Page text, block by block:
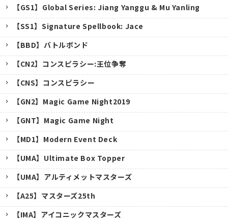
キャンセル
【GS1】Global Series: Jiang Yanggu & Mu Yanling
【SS1】Signature Spellbook: Jace
【BBD】バトルボンド
【CN2】コンスピラシー:王位争奪
【CNS】コンスピラシー
【GN2】Magic Game Night2019
【GNT】Magic Game Night
【MD1】Modern Event Deck
【UMA】Ultimate Box Topper
【UMA】アルティメットマスターズ
【A25】マスターズ25th
【IMA】アイコニックマスターズ